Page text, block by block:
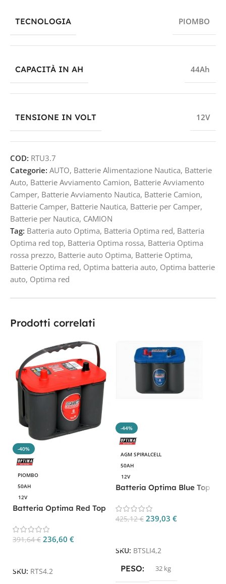
TECNOLOGIA PIOMBO
CAPACITÀ IN AH 44Ah
TENSIONE IN VOLT 12V
COD: RTU3.7
Categorie: AUTO, Batterie Alimentazione Nautica, Batterie
Auto, Batterie Avviamento Camion, Batterie Avviamento
Camper, Batterie Avviamento Nautica, Batterie Camion,
Batterie Camper, Batterie Nautica, Batterie per Camper,
Batterie per Nautica, CAMION
Tag: Batteria auto Optima, Batteria Optima red, Batteria
Optima red top, Batteria Optima rossa, Batteria Optima
rossa prezzo, Batterie auto Optima, Batterie Optima,
Batterie Optima red, Optima batteria auto, Optima batterie
auto, Optima red
Prodotti correlati
-40%
PIOMBO
50AH
12V
Batteria Optima Red Top
391,64€ 236,60 €
SKU: RTS4.2
-44%
AGM SPIRALCELL
50AH
12V
Batteria Optima Blue Top
425,12€ 239,03 €
SKU: BTSLI4,2
PESO 32 kg